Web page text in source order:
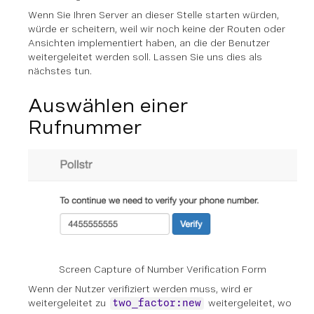
Wenn Sie Ihren Server an dieser Stelle starten würden,
würde er scheitern, weil wir noch keine der Routen oder
Ansichten implementiert haben, an die der Benutzer
weitergeleitet werden soll. Lassen Sie uns dies als
nächstes tun.
Auswählen einer
Rufnummer
Screen Capture of Number Verification Form
Wenn der Nutzer verifiziert werden muss, wird er
weitergeleitet zu
two_factor:new
weitergeleitet, wo